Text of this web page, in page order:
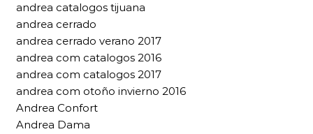
andrea catalogos tijuana
andrea cerrado
andrea cerrado verano 2017
andrea com catalogos 2016
andrea com catalogos 2017
andrea com otoño invierno 2016
Andrea Confort
Andrea Dama